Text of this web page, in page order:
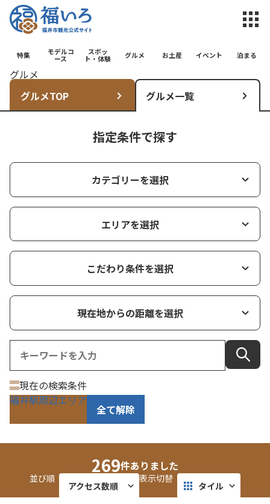
福井市観光
特集
モデルコ
ース
スポッ
ト・体験
グルメ お土産 イベント 泊まる
グルメ
グルメTOP
グルメ一覧
指定条件で探す
カテゴリーを選択
エリアを選択
こだわり条件を選択
現在地からの距離を選択
現在の検索条件
福井駅周辺エリア
全て解除
269件ありました
並び順
アクセス数順
表示切替
タイル